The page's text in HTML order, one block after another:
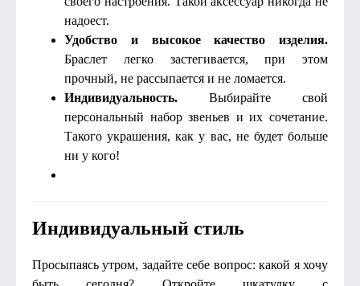
надоест.
Удобство и высокое качество изделия.
Браслет легко застегивается, при этом
прочный, не рассыпается и не ломается.
Индивидуальность. Выбирайте свой
персональный набор звеньев и их сочетание.
Такого украшения, как у вас, не будет больше
ни у кого!
Индивидуальный стиль
Просыпаясь утром, задайте себе вопрос: какой я хочу